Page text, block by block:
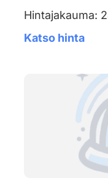
Hintajakauma:
Katso hinta